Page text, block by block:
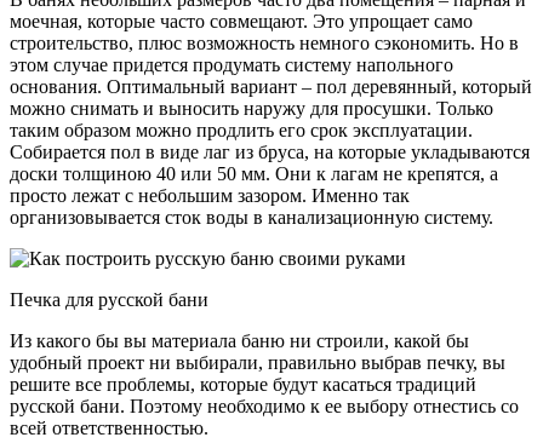
моечная, которые часто совмещают. Это упрощает само
строительство, плюс возможность немного сэкономить. Но в
этом случае придется продумать систему напольного
основания. Оптимальный вариант – пол деревянный, который
можно снимать и выносить наружу для просушки. Только
таким образом можно продлить его срок эксплуатации.
Собирается пол в виде лаг из бруса, на которые укладываются
доски толщиною 40 или 50 мм. Они к лагам не крепятся, а
просто лежат с небольшим зазором. Именно так
организовывается сток воды в канализационную систему.
Печка для русской бани
Из какого бы вы материала баню ни строили, какой бы
удобный проект ни выбирали, правильно выбрав печку, вы
решите все проблемы, которые будут касаться традиций
русской бани. Поэтому необходимо к ее выбору отнестись со
всей ответственностью.